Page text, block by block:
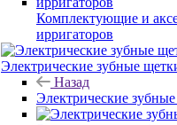
Комплектующие и
ирригаторов
Электрические зубные
Назад
Электрические